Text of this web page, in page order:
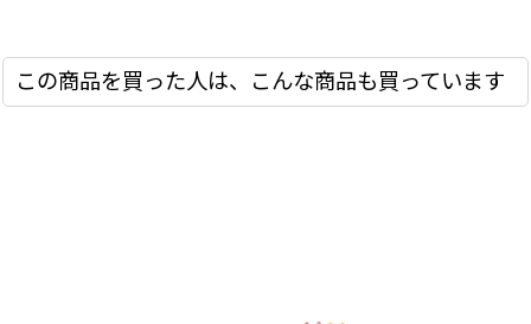
この商品を買った人は、こんな商品も買っています